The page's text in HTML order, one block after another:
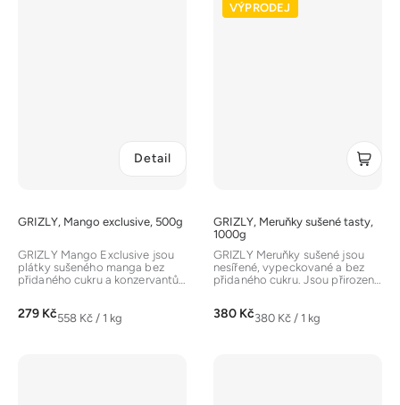
GRIZLY, Mango exclusive, 500g
279 KčMěrná
558 Kč / 1 kg
Detail
GRIZLY Mango Exclusive jsou
plátky sušeného manga bez
přidaného cukru a konzervantů.
VÝPRODEJ
GRIZLY, Meruňky sušené tasty,
1000g
380 KčMěrná
380 Kč / 1 kg
GRIZLY Meruňky sušené jsou
nesířené, vypeckované a bez
přidaného cukru. Jsou přirozeně